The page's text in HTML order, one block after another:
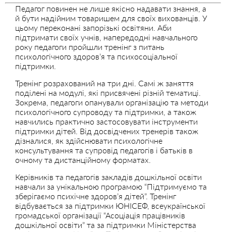
Педагог повинен не лише якісно надавати знання, а
й бути надійним товаришем для своїх вихованців. У
цьому переконані запорізькі освітяни. Аби
підтримати своїх учнів, напередодні навчального
року педагоги пройшли тренінг з питань
психологічного здоров’я та психосоціальної
підтримки.
Тренінг розрахований на три дні. Самі ж заняття
поділені на модулі, які присвячені різній тематиці.
Зокрема, педагоги опанували організацію та методи
психологічного супроводу та підтримки, а також
навчились практично застосовувати інструменти
підтримки дітей. Від досвідчених тренерів також
дізналися, як здійснювати психологічне
консультування та супровід педагогів і батьків в
очному та дистанційному форматах.
Керівників та педагогів закладів дошкільної освіти
навчали за унікальною програмою “Підтримуємо та
зберігаємо психічне здоров’я дітей”. Тренінг
відбувається за підтримки ЮНІСЕФ, всеукраїнської
громадської організації “Асоціація працівників
дошкільної освіти” та за підтримки Міністерства